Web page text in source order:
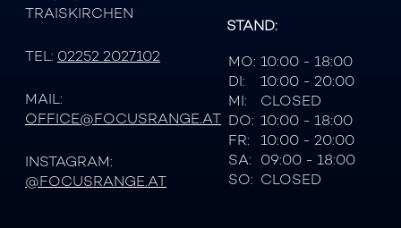
TRAISKIRCHEN
TEL: 02252 2027102
MAIL:
OFFICE@FOCUSRANGE.AT
INSTAGRAM:
@FOCUSRANGE.AT
STAND:
MO: 10:00 - 18:00
DI:
10:00 - 20:00
MI:
CLOSED
DO: 10:00 - 18:00
FR:
10:00 - 20:00
SA: 09:00 - 18:00
SO: CLOSED